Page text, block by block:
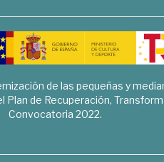
de las pequeñas y
de Recuperación,
Convocatoria 2022.